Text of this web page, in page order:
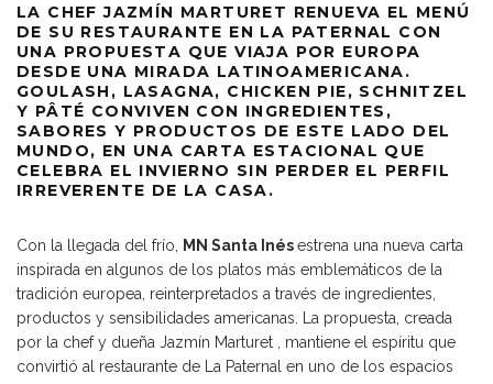
LA CHEF JAZMÍN MARTURET RENUEVA EL MENÚ
DE SU RESTAURANTE EN LA PATERNAL CON
UNA PROPUESTA QUE VIAJA POR EUROPA
DESDE UNA MIRADA LATINOAMERICANA.
GOULASH, LASAGNA, CHICKEN PIE, SCHNITZEL
Y PÂTÉ CONVIVEN CON INGREDIENTES,
SABORES Y PRODUCTOS DE ESTE LADO DEL
MUNDO, EN UNA CARTA ESTACIONAL QUE
CELEBRA EL INVIERNO SIN PERDER EL PERFIL
IRREVERENTE DE LA CASA.
Con la llegada del frío, MN Santa Inésestrena una nueva carta
inspirada en algunos de los platos más emblemáticos de la
tradición europea, reinterpretados a través de ingredientes,
productos y sensibilidades americanas. La propuesta, creada
por la chef y dueña Jazmín Marturet , mantiene el espíritu que
convirtió al restaurante de La Paternal en uno de los espacios